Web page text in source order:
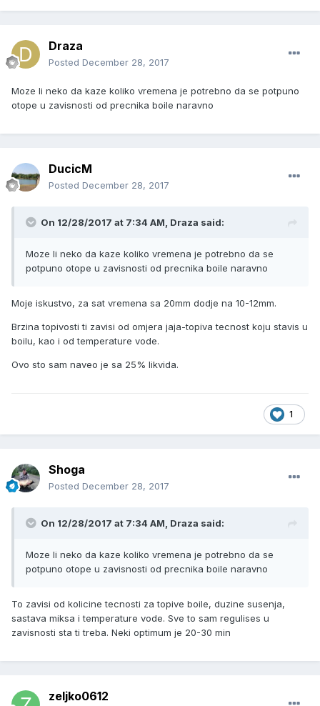
Draza
Posted December 28, 2017
Moze li neko da kaze koliko vremena je potrebno da se potpuno
otope u zavisnosti od precnika boile naravno
DucicM
Posted December 28, 2017
On 12/28/2017 at 7:34 AM, Draza said:
Moze li neko da kaze koliko vremena je potrebno da se
potpuno otope u zavisnosti od precnika boile naravno
Moje iskustvo, za sat vremena sa 20mm dodje na 10-12mm.
Brzina topivosti ti zavisi od omjera jaja-topiva tecnost koju stavis u
boilu, kao i od temperature vode.
Ovo sto sam naveo je sa 25% likvida.
1
Shoga
Posted December 28, 2017
On 12/28/2017 at 7:34 AM, Draza said:
Moze li neko da kaze koliko vremena je potrebno da se
potpuno otope u zavisnosti od precnika boile naravno
To zavisi od kolicine tecnosti za topive boile, duzine susenja,
sastava miksa i temperature vode. Sve to sam regulises u
zavisnosti sta ti treba. Neki optimum je 20-30 min
zeljko0612